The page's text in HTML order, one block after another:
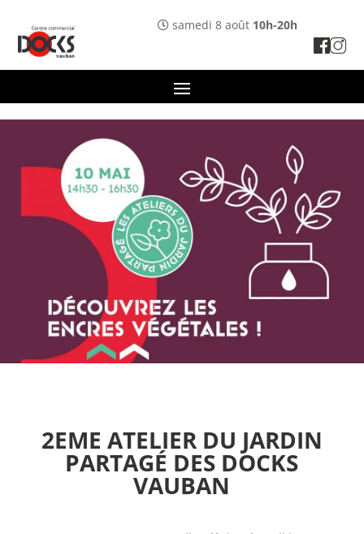
samedi 8 août 10h-20h
2EME ATELIER DU JARDIN
PARTAGÉ DES DOCKS
VAUBAN